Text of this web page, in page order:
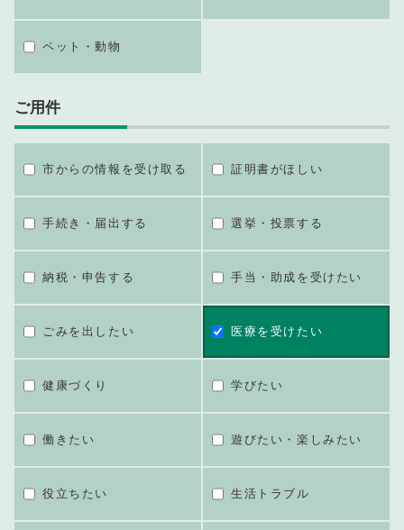
ペット・動物
ご用件
市からの情報を受け取る 証明書がほしい
手続き・届出する 選挙・投票する
納税・申告する 手当・助成を受けたい
ごみを出したい 医療を受けたい
健康づくり 学びたい
働きたい 遊びたい・楽しみたい
役立ちたい 生活トラブル